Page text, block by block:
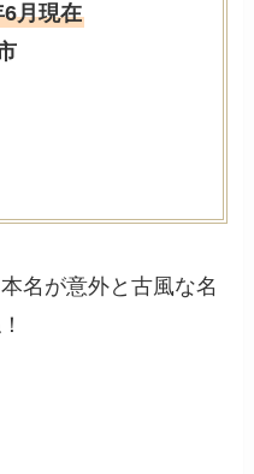
月現在
名が意外と古風な名